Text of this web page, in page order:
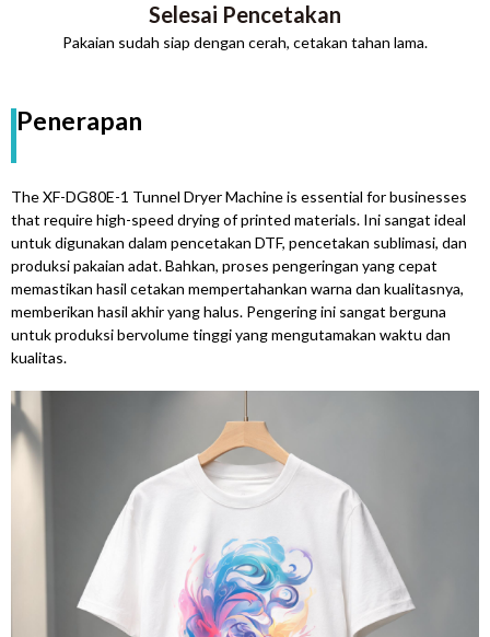
Selesai Pencetakan
Pakaian sudah siap dengan cerah, cetakan tahan lama.
Penerapan
The XF-DG80E-1 Tunnel Dryer Machine is essential for businesses
that require high-speed drying of printed materials. Ini sangat ideal
untuk digunakan dalam pencetakan DTF, pencetakan sublimasi, dan
produksi pakaian adat. Bahkan, proses pengeringan yang cepat
memastikan hasil cetakan mempertahankan warna dan kualitasnya,
memberikan hasil akhir yang halus. Pengering ini sangat berguna
untuk produksi bervolume tinggi yang mengutamakan waktu dan
kualitas.